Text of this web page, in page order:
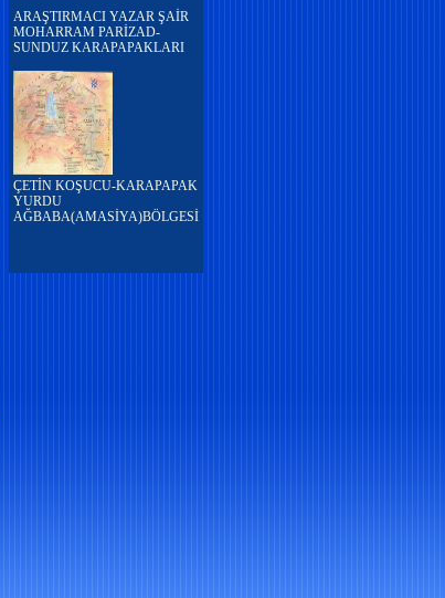
ARAŞTIRMACI YAZAR ŞAİR
MOHARRAM PARİZAD-
SUNDUZ KARAPAPAKLARI
ÇETİN KOŞUCU-KARAPAPAK
YURDU
AĞBABA(AMASİYA)BÖLGESİ